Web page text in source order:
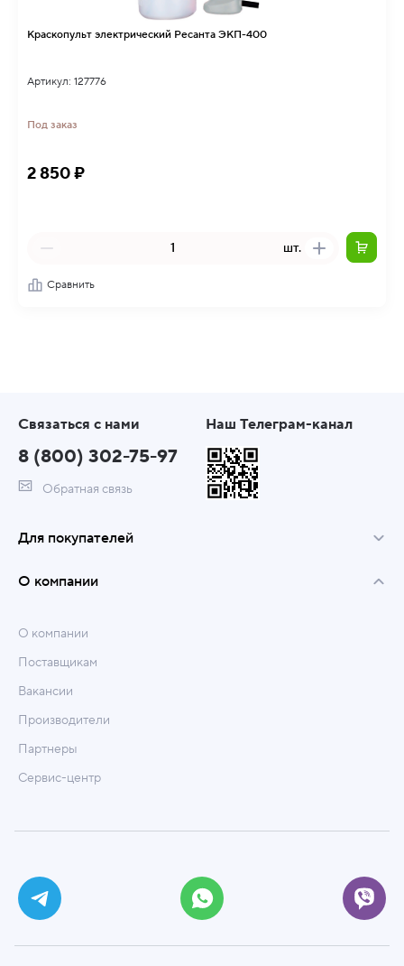
Краскопульт электрический Ресанта ЭКП-400
Артикул: 127776
Под заказ
2 850 ₽
шт.
Сравнить
Связаться с нами
8 (800) 302-75-97
Обратная связь
Наш Телеграм-канал
Для покупателей
О компании
О компании
Поставщикам
Вакансии
Производители
Партнеры
Сервис-центр